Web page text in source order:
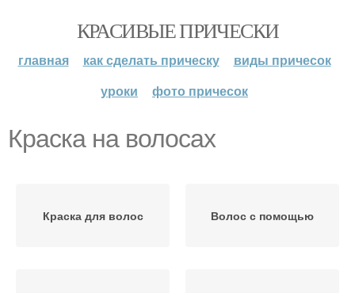
КРАСИВЫЕ ПРИЧЕСКИ
главная как сделать прическу
виды причесок
уроки
фото причесок
Краска на волосах
Краска для волос Волос с помощью